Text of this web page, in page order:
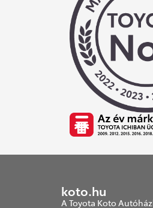
koto.hu
A Toyota Koto